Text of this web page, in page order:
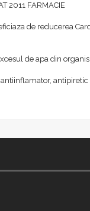
2011 FARMACIE
de reducerea
de apa din
antipiretic